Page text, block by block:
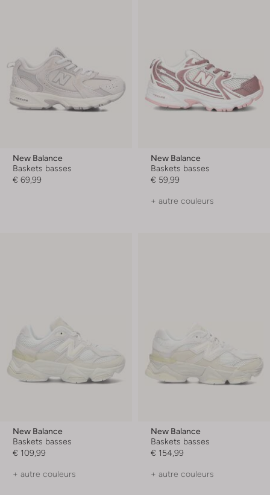
New Balance
Baskets basses
€ 69,99
New Balance
Baskets basses
€ 59,99
+ autre couleurs
New Balance
Baskets basses
€ 109,99
+ autre couleurs
New Balance
Baskets basses
€ 154,99
+ autre couleurs